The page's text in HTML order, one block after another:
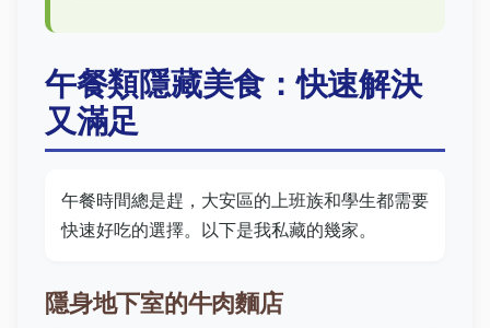
午餐類隱藏美食：快速解決
又滿足
午餐時間總是趕，大安區的上班族和學生都需要
快速好吃的選擇。以下是我私藏的幾家。
隱身地下室的牛肉麵店